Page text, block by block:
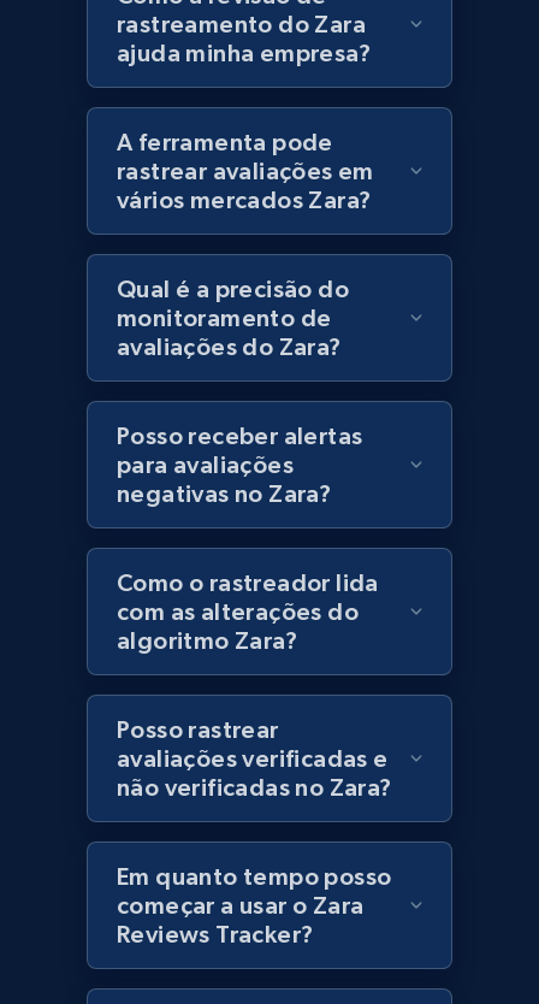
Best Buy products
URL, Product id, Title, Images, Final price,
Currency, Discount, Initial price, and more.
1.1K+ 149+ Comece agora
Best Buy products - Collect data on
products using specified keywords
URL, Product id, Title, Images, Final price,
Currency, Discount, Initial price, and more.
1.1K+ 149+ Comece agora
Lazada - Products
URL, Title, Rating, Reviews, Initial price, Final
price, Currency, Stock, and more.
991+ 165+
Lazada - Products - Discover products by
keyword
URL, Title, Rating, Reviews, Initial price, Final
price, Currency, Stock, and more.
rastreamento do Zara
ajuda minha empresa?
A ferramenta pode
rastrear avaliações em
vários mercados Zara?
Qual é a precisão do
monitoramento de
avaliações do Zara?
Posso receber alertas
para avaliações
negativas no Zara?
Como o rastreador lida
com as alterações do
algoritmo Zara?
Posso rastrear
avaliações verificadas e
não verificadas no Zara?
Em quanto tempo posso
começar a usar o Zara
Reviews Tracker?